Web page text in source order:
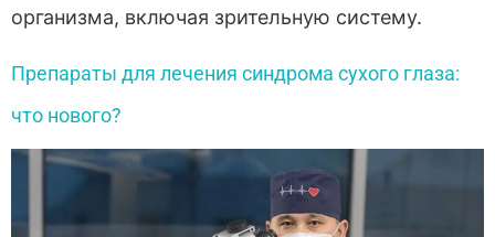
организма, включая зрительную систему.
Препараты для лечения синдрома сухого глаза:
что нового?